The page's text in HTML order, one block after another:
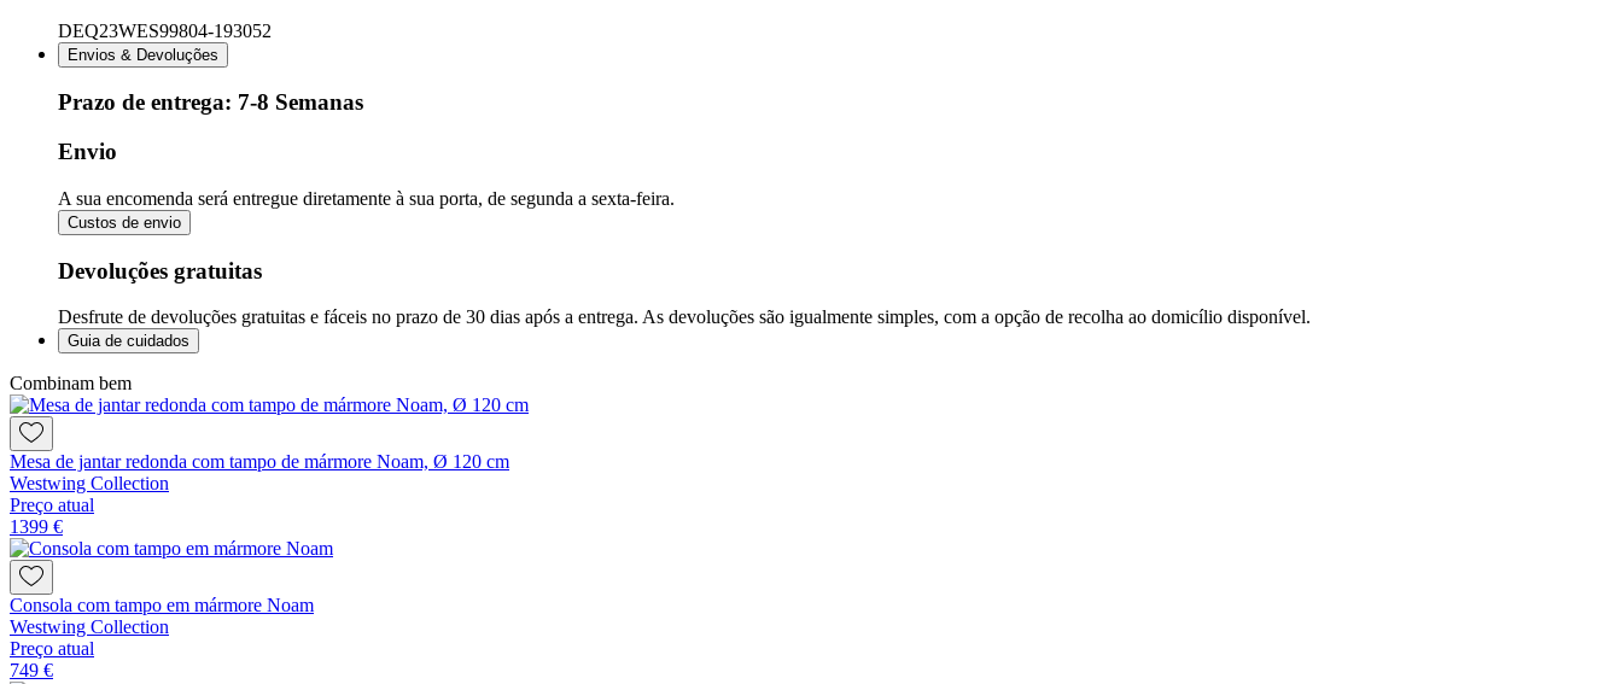
DEQ23WES99804-193052
Envios & Devoluções
Prazo de entrega: 7-8 Semanas
Envio
A sua encomenda será entregue diretamente à sua porta, de segunda a sexta-feira.
Custos de envio
Devoluções gratuitas
Desfrute de devoluções gratuitas e fáceis no prazo de 30 dias após a entrega. As devoluções são igualmente simples, com a opção de recolha ao domicílio disponível.
Guia de cuidados
Combinam bem
Mesa de jantar redonda com tampo de mármore Noam, Ø 120 cm
Westwing Collection
Preço atual
1399 €
Consola com tampo em mármore Noam
Westwing Collection
Preço atual
749 €